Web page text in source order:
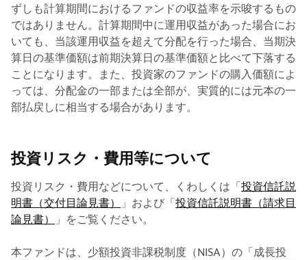
ずしも計算期間におけるファンドの収益率を示唆するもの
ではありません。計算期間中に運用収益があった場合にお
いても、当該運用収益を超えて分配を行った場合、当期決
算日の基準価額は前期決算日の基準価額と比べて下落する
ことになります。また、投資家のファンドの購入価額によ
っては、分配金の一部または全部が、実質的には元本の一
部払戻しに相当する場合があります。
投資リスク・費用等について
投資リスク・費用などについて、くわしくは「投資信託説
明書（交付目論見書）
」および「投資信託説明書（請求目
論見書）
」をご覧ください。
本ファンドは、少額投資非課税制度（NISA）の「成長投